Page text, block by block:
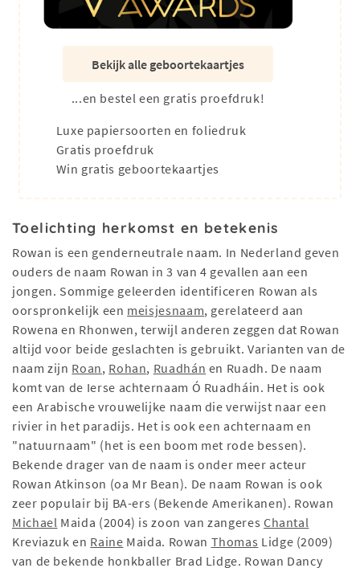
Bekijk alle geboortekaartjes
...en bestel een gratis proefdruk!
Luxe papiersoorten en foliedruk
Gratis proefdruk
Win gratis geboortekaartjes
Toelichting herkomst en betekenis
Rowan is een genderneutrale naam. In Nederland geven
ouders de naam Rowan in 3 van 4 gevallen aan een
jongen. Sommige geleerden identificeren Rowan als
oorspronkelijk een meisjesnaam, gerelateerd aan
Rowena en Rhonwen, terwijl anderen zeggen dat Rowan
altijd voor beide geslachten is gebruikt. Varianten van de
naam zijn Roan, Rohan, Ruadhán en Ruadh. De naam
komt van de Ierse achternaam Ó Ruadháin. Het is ook
een Arabische vrouwelijke naam die verwijst naar een
rivier in het paradijs. Het is ook een achternaam en
"natuurnaam" (het is een boom met rode bessen).
Bekende drager van de naam is onder meer acteur
Rowan Atkinson (oa Mr Bean). De naam Rowan is ook
zeer populair bij BA-ers (Bekende Amerikanen). Rowan
Michael Maida (2004) is zoon van zangeres Chantal
Kreviazuk en Raine Maida. Rowan Thomas Lidge (2009)
van de bekende honkballer Brad Lidge. Rowan Dancy